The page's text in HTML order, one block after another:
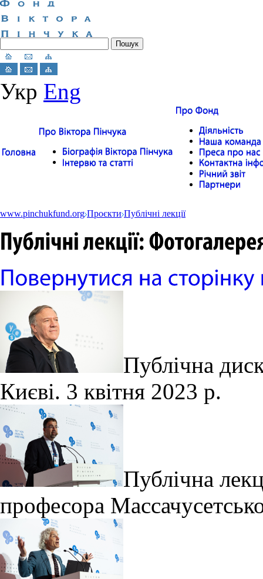
Укр Eng
www.pinchukfund.org Проєкти Публічні лекції
Публічна
Києві. 3 квітня 2023 р.
Публічна
професора